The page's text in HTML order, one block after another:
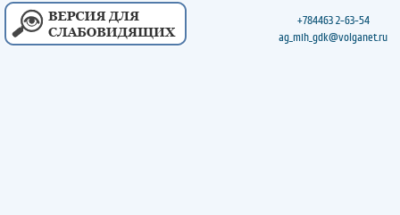
+784463 2-63-54
ag_mih_gdk@volganet.ru